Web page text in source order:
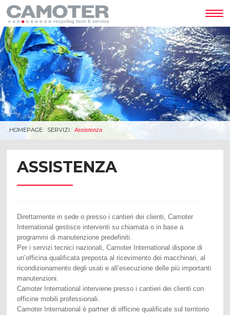
HOMEPAGE SERVIZI Assistenza
ASSISTENZA
Direttamente in sede o presso i cantieri dei clienti, Camoter
International gestisce interventi su chiamata o in base a
programmi di manutenzione predefiniti.
Per i servizi tecnici nazionali, Camoter International dispone di
un’officina qualificata preposta al ricevimento dei macchinari, al
ricondizionamento degli usati e all’esecuzione delle più importanti
manutenzioni.
Camoter International interviene presso i cantieri dei clienti con
officine mobili professionali.
Camoter International è partner di officine qualificate sul territorio